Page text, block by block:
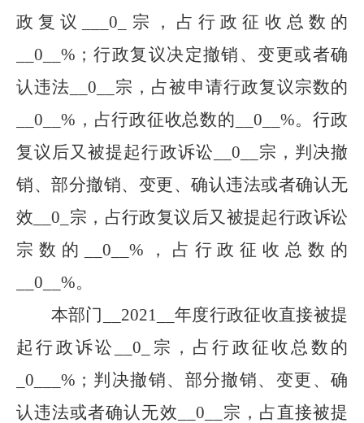
政复议
___0
宗，占行政征收总数的
0
%；行政复议决定撤销、变更或者确
认违法 __0
宗，占被申请行政复议宗数的
0 %，占行政征收总数的 0
%。行政
复议后又被提起行政诉讼
0
宗，判决撤
销、部分撤销、变更、确认违法或者确认无
效 __0 宗，占行政复议后又被提起行政诉讼
宗数的
0
%，占行政征收总数的
0
%。
本部门
2021
年度行政征收直接被提
起行政诉讼
__0
宗，占行政征收总数的
0
%；判决撤销、部分撤销、变更、确
认违法或者确认无效
0
宗，占直接被提